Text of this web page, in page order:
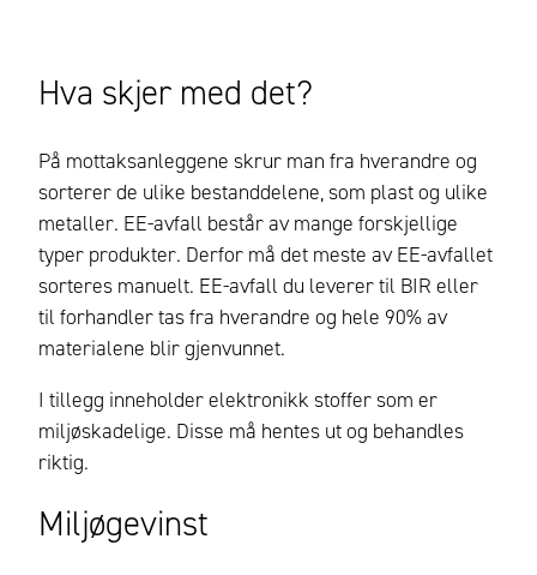
Hva skjer med det?
På mottaksanleggene skrur man fra hverandre og
sorterer de ulike bestanddelene, som plast og ulike
metaller. EE-avfall består av mange forskjellige
typer produkter. Derfor må det meste av EE-avfallet
sorteres manuelt. EE-avfall du leverer til BIR eller
til forhandler tas fra hverandre og hele 90% av
materialene blir gjenvunnet.
I tillegg inneholder elektronikk stoffer som er
miljøskadelige. Disse må hentes ut og behandles
riktig.
Miljøgevinst